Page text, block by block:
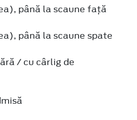
până la scaune față
până la scaune spate
/ cu cârlig de